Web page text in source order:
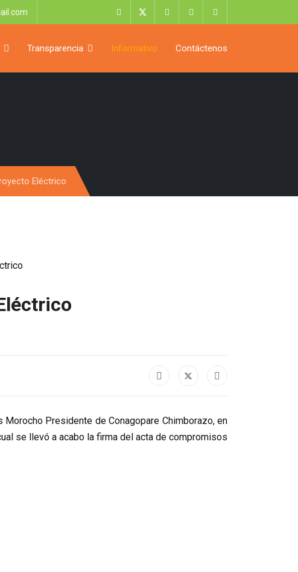
Transparencia Informativo Contáctenos
Eléctrico
Presidente de Conagopare Chimborazo, en
se llevó a acabo la firma del acta de compromisos